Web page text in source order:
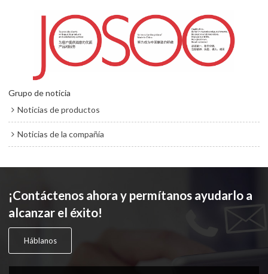
Grupo de noticia
Noticias de productos
Noticias de la compañía
¡Contáctenos ahora y permítanos ayudarlo a
alcanzar el éxito!
Háblanos